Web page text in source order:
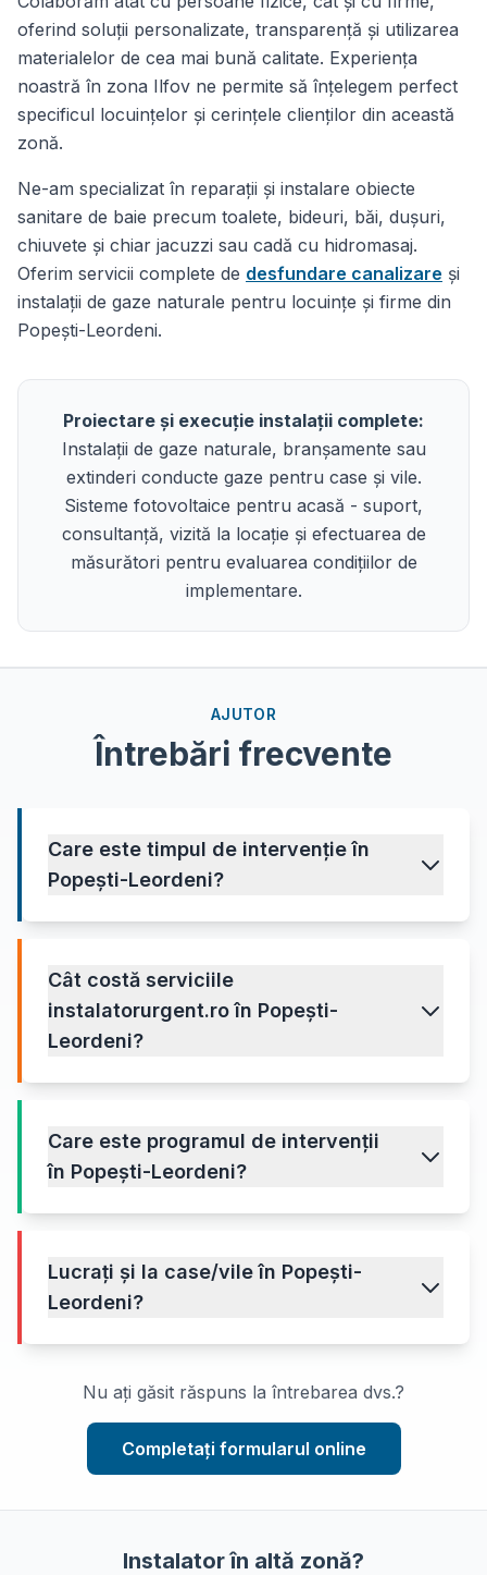
oferind soluții personalizate, transparență și utilizarea
materialelor de cea mai bună calitate. Experiența
noastră în zona Ilfov ne permite să înțelegem perfect
specificul locuințelor și cerințele clienților din această
zonă.
Ne-am specializat în reparații și instalare obiecte
sanitare de baie precum toalete, bideuri, băi, dușuri,
chiuvete și chiar jacuzzi sau cadă cu hidromasaj.
Oferim servicii complete de desfundare canalizare și
instalații de gaze naturale pentru locuințe și firme din
Popești-Leordeni.
Proiectare și execuție instalații complete:
Instalații de gaze naturale, branșamente sau
extinderi conducte gaze pentru case și vile.
Sisteme fotovoltaice pentru acasă - suport,
consultanță, vizită la locație și efectuarea de
măsurători pentru evaluarea condițiilor de
implementare.
AJUTOR
Întrebări frecvente
Care este timpul de intervenție în
Popești-Leordeni?
Cât costă serviciile
instalatorurgent.ro în Popești-
Leordeni?
Care este programul de intervenții
în Popești-Leordeni?
Lucrați și la case/vile în Popești-
Leordeni?
Nu ați găsit răspuns la întrebarea dvs.?
Completați formularul online
Instalator în altă zonă?